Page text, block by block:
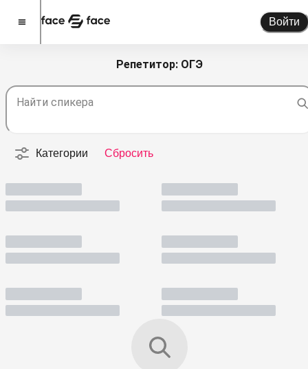
Войти
Стать спикером
Новости
Спикеры
Партнерство
Репетитор: ОГЭ
Найти спикера
Категории Сбросить